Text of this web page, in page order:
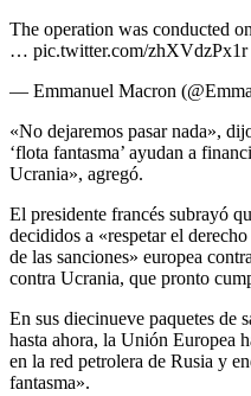
The operation was conducted
… pic.twitter.com/zhXVdzPx1r
— Emmanuel Macron
«No dejaremos pasar nada»,
‘flota fantasma’ ayudan a
Ucrania», agregó.
El presidente francés subrayó
decididos a «respetar el
de las sanciones» europea
contra Ucrania, que pronto
En sus diecinueve paquetes de
hasta ahora, la Unión Europea
en la red petrolera de Rusia y
fantasma».